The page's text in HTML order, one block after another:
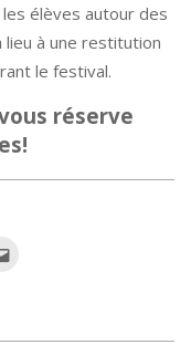
les élèves autour des
lieu à une restitution
le festival.
réserve
un